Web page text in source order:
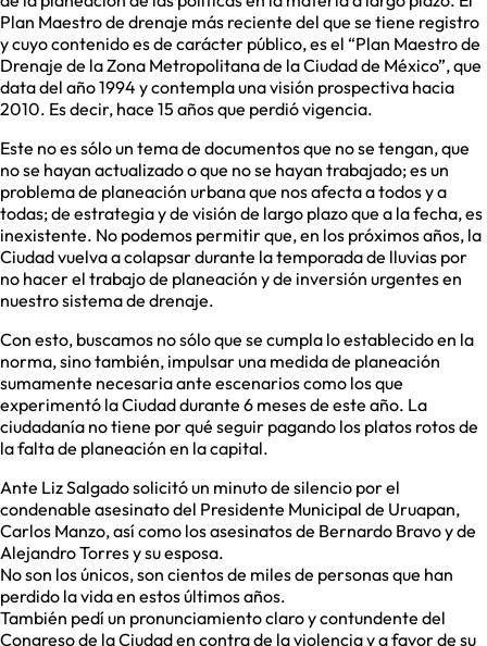
Plan Maestro de drenaje más reciente del que se tiene registro
y cuyo contenido es de carácter público, es el “Plan Maestro de
Drenaje de la Zona Metropolitana de la Ciudad de México”, que
data del año 1994 y contempla una visión prospectiva hacia
2010. Es decir, hace 15 años que perdió vigencia.
Este no es sólo un tema de documentos que no se tengan, que
no se hayan actualizado o que no se hayan trabajado; es un
problema de planeación urbana que nos afecta a todos y a
todas; de estrategia y de visión de largo plazo que a la fecha, es
inexistente. No podemos permitir que, en los próximos años, la
Ciudad vuelva a colapsar durante la temporada de lluvias por
no hacer el trabajo de planeación y de inversión urgentes en
nuestro sistema de drenaje.
Con esto, buscamos no sólo que se cumpla lo establecido en la
norma, sino también, impulsar una medida de planeación
sumamente necesaria ante escenarios como los que
experimentó la Ciudad durante 6 meses de este año. La
ciudadanía no tiene por qué seguir pagando los platos rotos de
la falta de planeación en la capital.
Ante Liz Salgado solicitó un minuto de silencio por el
condenable asesinato del Presidente Municipal de Uruapan,
Carlos Manzo, así como los asesinatos de Bernardo Bravo y de
Alejandro Torres y su esposa.
No son los únicos, son cientos de miles de personas que han
perdido la vida en estos últimos años.
También pedí un pronunciamiento claro y contundente del
Congreso de la Ciudad en contra de la violencia y a favor de su